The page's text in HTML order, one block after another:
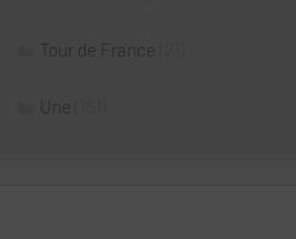
Tour de France
Une